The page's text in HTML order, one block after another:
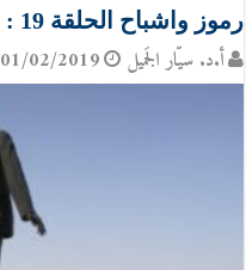
رموز واشباح الحلقة 19 : شعراء لا أوصياء على وطن !
أ.د. سيّار الجَميل 01/02/2019